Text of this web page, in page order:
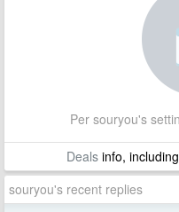
Per souryou's
Dealsinfo,
souryou's recent replies